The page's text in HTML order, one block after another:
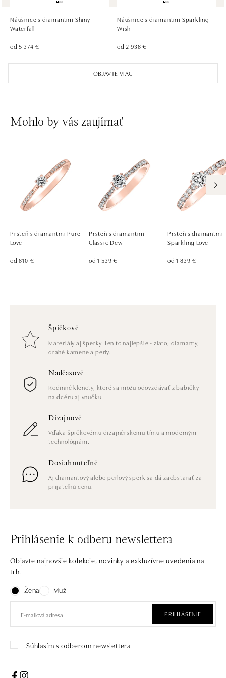
Chlumecká 765/6, 198 19 Praha 9
dnes otvorené od 09:00
Roztylská 2321/19, 148 00 Praha 4 - Chodov
dnes otvorené od 09:00
OBJAVTE VIAC
Náušnice s diamantmi Shiny
Waterfall
od 5 374 €
Náušnice s diamantmi Sparkling
Wish
od 2 938 €
Mohlo by vás zaujímať
Prsteň s diamantmi Pure
Love
od 810 €
Prsteň s diamantmi
Classic Dew
od 1 539 €
Prsteň s diamantmi
Sparkling Love
od 1 839 €
Špičkové
Materiály aj šperky. Len to najlepšie - zlato, diamanty,
drahé kamene a perly.
Nadčasové
Rodinné klenoty, ktoré sa môžu odovzdávať z babičky
na dcéru aj vnučku.
Dizajnové
Vďaka špičkovému dizajnérskemu tímu a moderným
technológiám.
Dosiahnuteľné
Aj diamantový alebo perlový šperk sa dá zaobstarať za
prijateľnú cenu.
Prihlásenie k odberu newslettera
Objavte najnovšie kolekcie, novinky a exkluzívne uvedenia na
trh.
Žena
Muž
PRIHLÁSENIE
Súhlasím s odberom newslettera